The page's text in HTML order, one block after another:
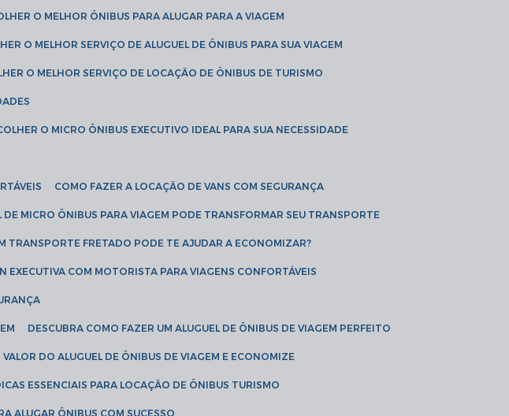
O MELHOR ÔNIBUS PARA ALUGAR PARA A VIAGEM
O MELHOR SERVIÇO DE ALUGUEL DE ÔNIBUS PARA SUA VIAGEM
O MELHOR SERVIÇO DE LOCAÇÃO DE ÔNIBUS DE TURISMO
O MICRO ÔNIBUS EXECUTIVO IDEAL PARA SUA NECESSIDADE
COMO FAZER A LOCAÇÃO DE VANS COM SEGURANÇA
DE MICRO ÔNIBUS PARA VIAGEM PODE TRANSFORMAR SEU TRANSPORTE
TRANSPORTE FRETADO PODE TE AJUDAR A ECONOMIZAR?
EXECUTIVA COM MOTORISTA PARA VIAGENS CONFORTÁVEIS
DESCUBRA COMO FAZER UM ALUGUEL DE ÔNIBUS DE VIAGEM PERFEITO
VALOR DO ALUGUEL DE ÔNIBUS DE VIAGEM E ECONOMIZE
DICAS ESSENCIAIS PARA LOCAÇÃO DE ÔNIBUS TURISMO
ALUGAR ÔNIBUS COM SUCESSO